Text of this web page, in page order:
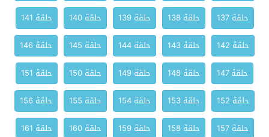
حلقة 137 حلقة 138 حلقة 139 حلقة 140
حلقة 141
حلقة 142
حلقة 143 حلقة 144 حلقة 145
حلقة 146
حلقة 147
حلقة 148 حلقة 149 حلقة 150
حلقة 151
حلقة 152
حلقة 153 حلقة 154 حلقة 155
حلقة 156
حلقة 157
حلقة 158 حلقة 159 حلقة 160
حلقة 161